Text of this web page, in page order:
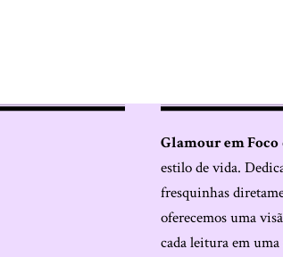
Glamour em Foco
estilo de vida.
fresquinhas
oferecemos uma
cada leitura em